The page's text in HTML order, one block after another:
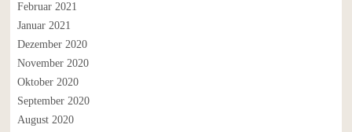
Februar 2021
Januar 2021
Dezember 2020
November 2020
Oktober 2020
September 2020
August 2020